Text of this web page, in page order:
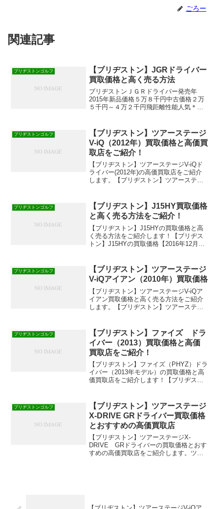
ごろー
関連記事
ブリヂストンゴルフ
【ブリヂストン】JGRドライバー
買取価格と高く売る方法
ブリヂストンＪＧＲドライバー発売年
2015年新品価格５万８千円中古価格２万
５千円～４万２千円飛距離性能人気＊中
の買取価格と高く売る方法を紹介します
ね！【ブリヂストン】JG...
ブリヂストンゴルフ
【ブリヂストン】ツアーステージ
V-iQ（2012年）買取価格と高価買
取店をご紹介！
【ブリヂストン】ツアーステージV-iQド
ライバー(2012年)の高価買取店をご紹介
します。【ブリヂストン】ツアーステー
にしてみて下さい。中古クラブ買取ゴル
フエー...
ブリヂストンゴルフ
【ブリヂストン】J15HY買取価格
と高く売る方法をご紹介！
【ブリヂストン】J15HYの買取価格と高
く売る方法をご紹介します！【ブリヂス
トン】J15HYの買取価格【2016年12月に
￥5,500円～￥8,000円GDOポイントで...
ブリヂストンゴルフ
【ブリヂストン】ツアーステージ
V-iQアイアン（2010年）買取価格
【ブリヂストン】ツアーステージV-iQア
イアン買取価格と高く売る方法をご紹介
します。【ブリヂストン】ツアーステー
ット）装着シャフト：GS85買取価格は
2...
ブリヂストンゴルフ
【ブリヂストン】ファイズ ドラ
イバー（2013）買取価格と高価
買取店をご紹介！
【ブリヂストン】ファイズ（PHYZ）ドラ
イバー（2013年モデル）の買取価格と高
価買取店をご紹介します！【ブリヂスト
格を人気のある高価買取店で調べてみま
した。これから売...
ブリヂストンゴルフ
【ブリヂストン】ツアーステージ
X-DRIVE GRドライバー買取価格
とおすすめの高価買取店
【ブリヂストン】ツアーステージX-
DRIVE GRドライバーの買取価格とおす
すめの高価買取店をご紹介します。ツア